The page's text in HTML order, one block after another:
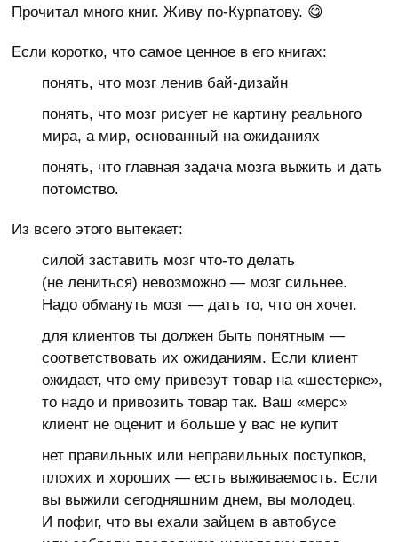
Прочитал много книг. Живу по-Курпатову. 😋
Если коротко, что самое ценное в его книгах:
понять, что мозг ленив бай-дизайн
понять, что мозг рисует не картину реального
мира, а мир, основанный на ожиданиях
понять, что главная задача мозга выжить и дать
потомство.
Из всего этого вытекает:
силой заставить мозг что-то делать
(не лениться) невозможно — мозг сильнее.
Надо обмануть мозг — дать то, что он хочет.
для клиентов ты должен быть понятным —
соответствовать их ожиданиям. Если клиент
ожидает, что ему привезут товар на «шестерке»,
то надо и привозить товар так. Ваш «мерс»
клиент не оценит и больше у вас не купит
нет правильных или неправильных поступков,
плохих и хороших — есть выживаемость. Если
вы выжили сегодняшним днем, вы молодец.
И пофиг, что вы ехали зайцем в автобусе